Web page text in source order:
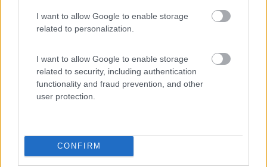
I want to allow Google to enable storage
related to personalization.
I want to allow Google to enable storage
related to security, including authentication
functionality and fraud prevention, and other
user protection.
CONFIRM
10 1
Servizi / Posizione
Mitterhofen - 37.3km
Neunbrunnen 56